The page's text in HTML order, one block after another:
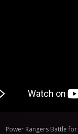
Power Rangers Battle